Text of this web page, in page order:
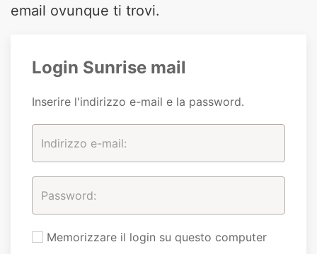
email ovunque ti trovi.
Login Sunrise mail
Inserire l'indirizzo e-mail e la password.
Memorizzare il login su questo computer